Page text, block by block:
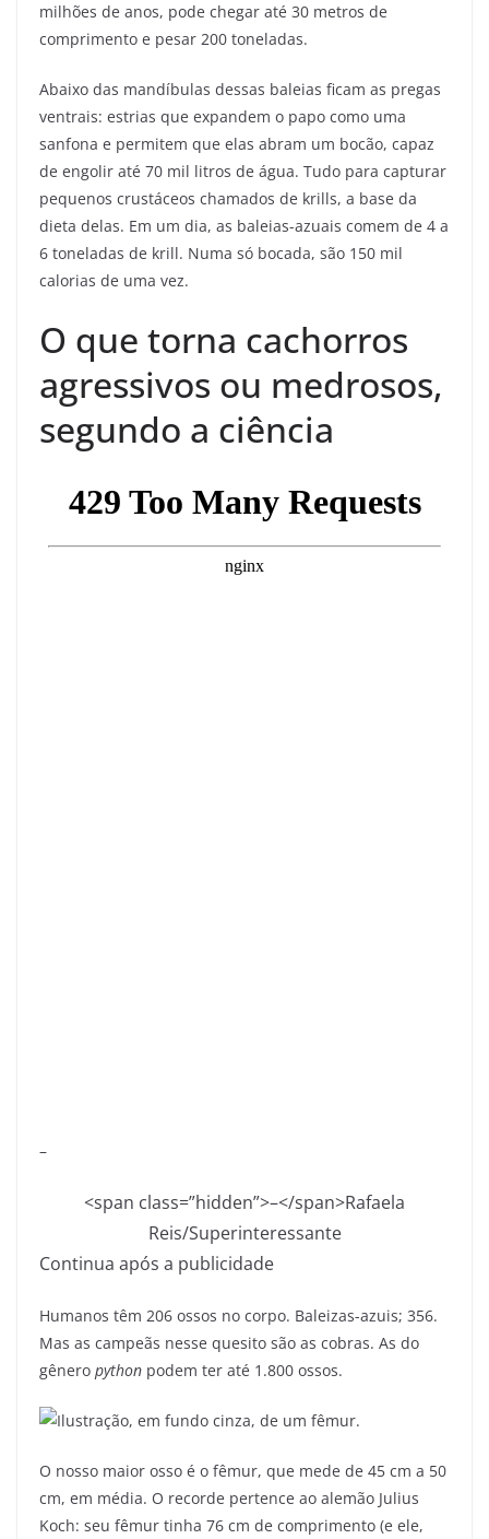
milhões de anos, pode chegar até 30 metros de
comprimento e pesar 200 toneladas.
Abaixo das mandíbulas dessas baleias ficam as pregas
ventrais: estrias que expandem o papo como uma
sanfona e permitem que elas abram um bocão, capaz
de engolir até 70 mil litros de água. Tudo para capturar
pequenos crustáceos chamados de krills, a base da
dieta delas. Em um dia, as baleias-azuais comem de 4 a
6 toneladas de krill. Numa só bocada, são 150 mil
calorias de uma vez.
O que torna cachorros
agressivos ou medrosos,
segundo a ciência
–
<span class=”hidden”>–</span>Rafaela
Reis/Superinteressante
Continua após a publicidade
Humanos têm 206 ossos no corpo. Baleizas-azuis; 356.
Mas as campeãs nesse quesito são as cobras. As do
gênero python podem ter até 1.800 ossos.
O nosso maior osso é o fêmur, que mede de 45 cm a 50
cm, em média. O recorde pertence ao alemão Julius
Koch: seu fêmur tinha 76 cm de comprimento (e ele,